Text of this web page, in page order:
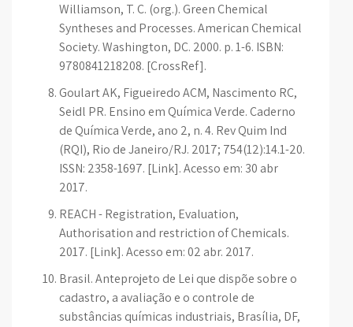
Williamson, T. C. (org.). Green Chemical
Syntheses and Processes. American Chemical
Society. Washington, DC. 2000. p. 1-6. ISBN:
9780841218208. [CrossRef].
Goulart AK, Figueiredo ACM, Nascimento RC,
Seidl PR. Ensino em Química Verde. Caderno
de Química Verde, ano 2, n. 4. Rev Quim Ind
(RQI), Rio de Janeiro/RJ. 2017; 754(12):14.1-20.
ISSN: 2358-1697. [Link]. Acesso em: 30 abr
2017.
REACH - Registration, Evaluation,
Authorisation and restriction of Chemicals.
2017. [Link]. Acesso em: 02 abr. 2017.
Brasil. Anteprojeto de Lei que dispõe sobre o
cadastro, a avaliação e o controle de
substâncias químicas industriais, Brasília, DF,